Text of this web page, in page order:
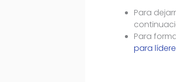
Para
Para
para